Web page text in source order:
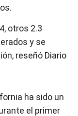
otros 2.3
y se
reseñó Diario
ha sido un
el primer